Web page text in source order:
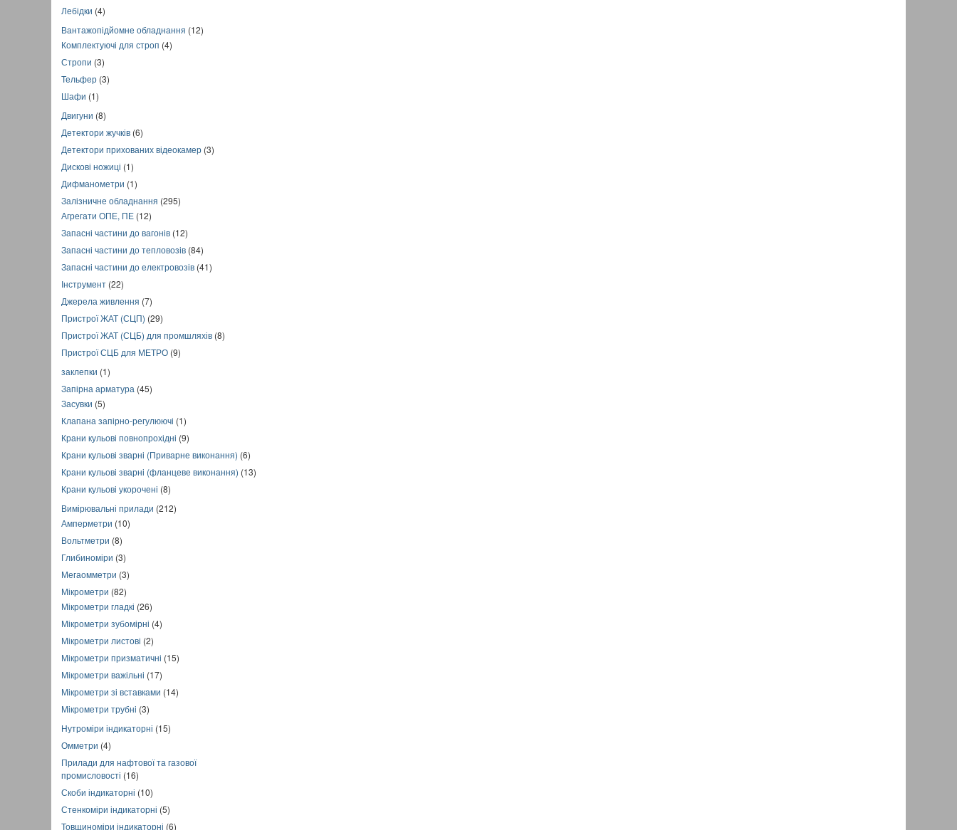
Лебідки (4)
Вантажопідйомне обладнання (12)
Комплектуючі для строп (4)
Стропи (3)
Тельфер (3)
Шафи (1)
Двигуни (8)
Детектори жучків (6)
Детектори прихованих відеокамер (3)
Дискові ножиці (1)
Дифманометри (1)
Залізничне обладнання (295)
Агрегати ОПЕ, ПЕ (12)
Запасні частини до вагонів (12)
Запасні частини до тепловозів (84)
Запасні частини до електровозів (41)
Інструмент (22)
Джерела живлення (7)
Пристрої ЖАТ (СЦП) (29)
Пристрої ЖАТ (СЦБ) для промшляхів (8)
Пристрої СЦБ для МЕТРО (9)
заклепки (1)
Запірна арматура (45)
Засувки (5)
Клапана запірно-регулюючі (1)
Крани кульові повнопрохідні (9)
Крани кульові зварні (Приварне виконання) (6)
Крани кульові зварні (фланцеве виконання) (13)
Крани кульові укорочені (8)
Вимірювальні прилади (212)
Амперметри (10)
Вольтметри (8)
Глибиноміри (3)
Мегаомметри (3)
Мікрометри (82)
Мікрометри гладкі (26)
Мікрометри зубомірні (4)
Мікрометри листові (2)
Мікрометри призматичні (15)
Мікрометри важільні (17)
Мікрометри зі вставками (14)
Мікрометри трубні (3)
Нутроміри індикаторні (15)
Омметри (4)
Прилади для нафтової та газової
промисловості (16)
Скоби індикаторні (10)
Стенкоміри індикаторні (5)
Товщиноміри індикаторні (6)